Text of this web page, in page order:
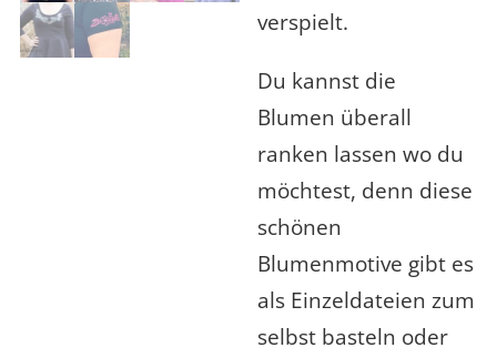
verspielt.
Du kannst die
Blumen überall
ranken lassen wo du
möchtest, denn diese
schönen
Blumenmotive gibt es
als Einzeldateien zum
selbst basteln oder